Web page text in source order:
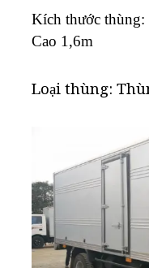
Kích thước
Cao 1,6m
Loại thùng: